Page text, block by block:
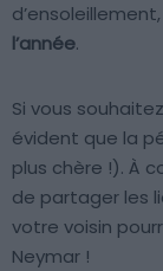
l’année.
Si vous
évident que la
plus chère !). À
de partager les
votre voisin
Neymar !